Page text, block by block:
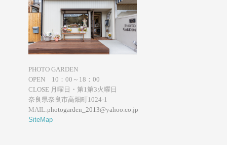
PHOTO GARDEN
OPEN 10：00～18：00
CLOSE 月曜日・第1第3火曜日
奈良県奈良市高畑町1024-1
MAIL:photogarden_2013@yahoo.co.jp
SiteMap